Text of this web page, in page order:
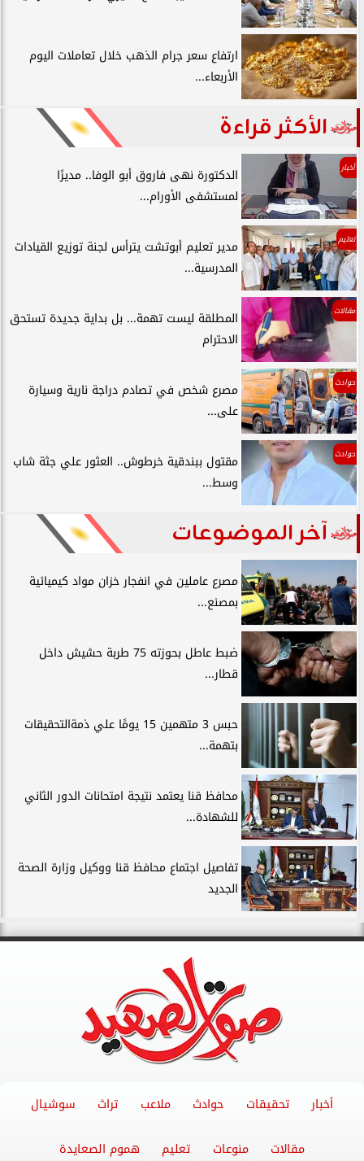
ارتفاع سعر جرام الذهب خلال تعاملات اليوم
الأربعاء...
الأكثر قراءة
أخبار
الدكتورة نهى فاروق أبو الوفا.. مديرًا
لمستشفى الأورام...
تعليم
مدير تعليم أبوتشت يترأس لجنة توزيع القيادات
المدرسية...
مقالات
المطلقة ليست تهمة... بل بداية جديدة تستحق
الاحترام
حوادث
مصرع شخص في تصادم دراجة نارية وسيارة
على...
حوادث
مقتول ببندقية خرطوش.. العثور علي جثة شاب
وسط...
آخر الموضوعات
مصرع عاملين في انفجار خزان مواد كيميائية
بمصنع...
ضبط عاطل بحوزته 75 طربة حشيش داخل
قطار...
حبس 3 متهمين 15 يومًا علي ذمةالتحقيقات
بتهمة...
محافظ قنا يعتمد نتيجة امتحانات الدور الثاني
للشهادة...
تفاصيل اجتماع محافظ قنا ووكيل وزارة الصحة
الجديد
أخبار تحقيقات حوادث ملاعب تراث سوشيال
مقالات منوعات تعليم هموم الصعايدة